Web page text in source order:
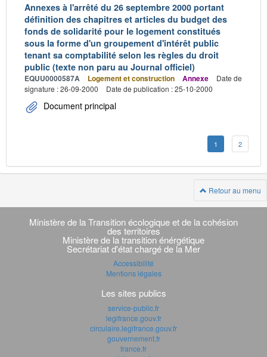
Annexes à l'arrêté du 26 septembre 2000 portant
définition des chapitres et articles du budget des
fonds de solidarité pour le logement constitués
sous la forme d'un groupement d'intérêt public
tenant sa comptabilité selon les règles du droit
public (texte non paru au Journal officiel)
EQUU0000587A Logement et construction Annexe
Date de
signature : 26-09-2000
Date de publication : 25-10-2000
Document principal
1 2
Retour au menu
Navigation
transverse
Ministère de la Transition écologique et de la cohésion
des territoires
Ministère de la transition énérgétique
Secrétariat d'état chargé de la Mer
Accessibilité
Mentions légales
Les sites publics
service-public.fr
legifrance.gouv.fr
circulaire.legifrance.gouv.fr
gouvernement.fr
france.fr